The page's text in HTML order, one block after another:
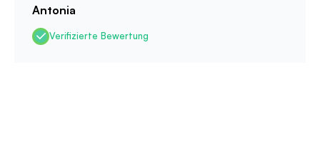
Antonia
Verifizierte Bewertung